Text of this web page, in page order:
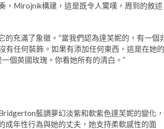
，Mirojnik構建，這是既令人驚嘆，周到的敘述
充滿了象徵。“當我們認為達芙妮的，有一個
有任何裝飾。如果有添加任何東西，這是在她的
個英國玫瑰。你看她所有的清白。”
藍調夢幻淡紫和軟紫色達芙妮的變化，
年性行為與她的丈夫，她支持柔軟感性的面